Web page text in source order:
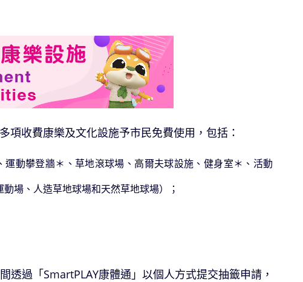
收費康樂及文化設施予市民免費使用，包括：
動攀登牆＊、草地滾球場、高爾夫球設施、健身室＊、活動
場、人造草地球場和天然草地球場）；
過「SmartPLAY康體通」以個人方式提交抽籤申請，